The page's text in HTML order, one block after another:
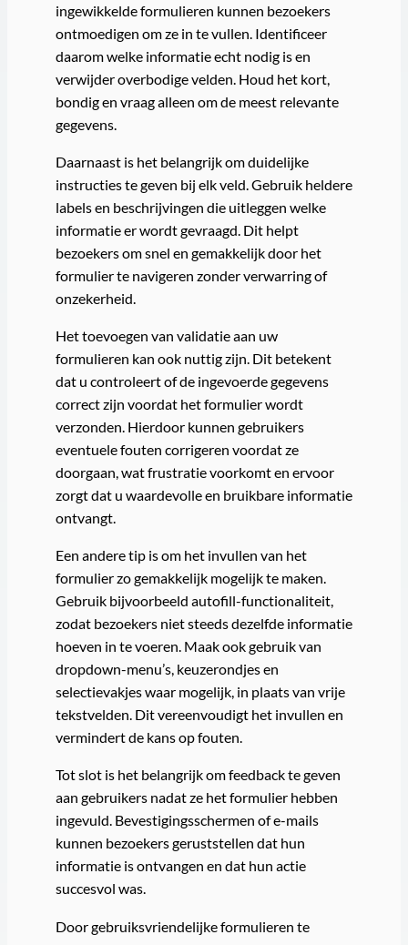
ingewikkelde formulieren kunnen bezoekers
ontmoedigen om ze in te vullen. Identificeer
daarom welke informatie echt nodig is en
verwijder overbodige velden. Houd het kort,
bondig en vraag alleen om de meest relevante
gegevens.
Daarnaast is het belangrijk om duidelijke
instructies te geven bij elk veld. Gebruik heldere
labels en beschrijvingen die uitleggen welke
informatie er wordt gevraagd. Dit helpt
bezoekers om snel en gemakkelijk door het
formulier te navigeren zonder verwarring of
onzekerheid.
Het toevoegen van validatie aan uw
formulieren kan ook nuttig zijn. Dit betekent
dat u controleert of de ingevoerde gegevens
correct zijn voordat het formulier wordt
verzonden. Hierdoor kunnen gebruikers
eventuele fouten corrigeren voordat ze
doorgaan, wat frustratie voorkomt en ervoor
zorgt dat u waardevolle en bruikbare informatie
ontvangt.
Een andere tip is om het invullen van het
formulier zo gemakkelijk mogelijk te maken.
Gebruik bijvoorbeeld autofill-functionaliteit,
zodat bezoekers niet steeds dezelfde informatie
hoeven in te voeren. Maak ook gebruik van
dropdown-menu’s, keuzerondjes en
selectievakjes waar mogelijk, in plaats van vrije
tekstvelden. Dit vereenvoudigt het invullen en
vermindert de kans op fouten.
Tot slot is het belangrijk om feedback te geven
aan gebruikers nadat ze het formulier hebben
ingevuld. Bevestigingsschermen of e-mails
kunnen bezoekers geruststellen dat hun
informatie is ontvangen en dat hun actie
succesvol was.
Door gebruiksvriendelijke formulieren te